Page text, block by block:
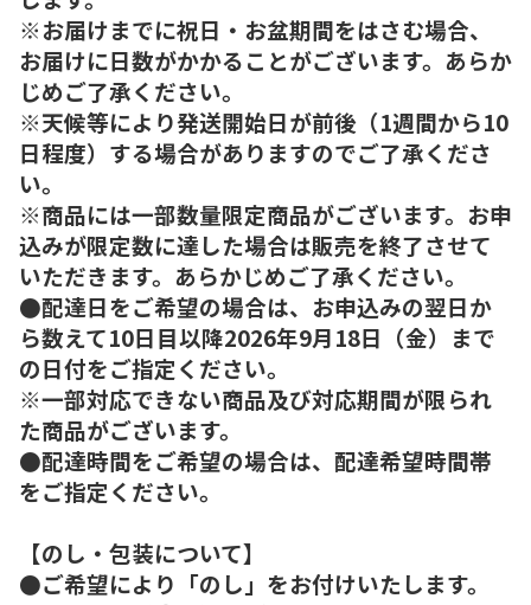
※お届けまでに祝日・お盆期間をはさむ場合、
お届けに日数がかかることがございます。あらか
じめご了承ください。
※天候等により発送開始日が前後（1週間から10
日程度）する場合がありますのでご了承くださ
い。
※商品には一部数量限定商品がございます。お申
込みが限定数に達した場合は販売を終了させて
いただきます。あらかじめご了承ください。
●配達日をご希望の場合は、お申込みの翌日か
ら数えて10日目以降2026年9月18日（金）まで
の日付をご指定ください。
※一部対応できない商品及び対応期間が限られ
た商品がございます。
●配達時間をご希望の場合は、配達希望時間帯
をご指定ください。
【のし・包装について】
●ご希望により「のし」をお付けいたします。